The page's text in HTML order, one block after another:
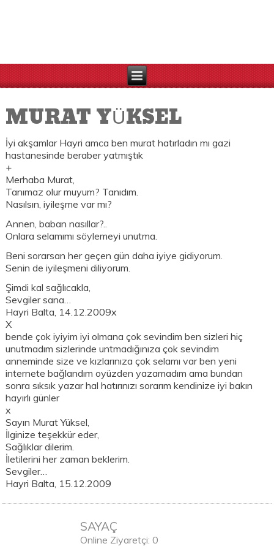
MURAT YÜKSEL
İyi akşamlar Hayri amca ben murat hatırladın mı gazi
hastanesinde beraber yatmıştık
+
Merhaba Murat,
Tanımaz olur muyum? Tanıdım.
Nasılsın, iyileşme var mı?
Annen, baban nasıllar?..
Onlara selamımı söylemeyi unutma.
Beni sorarsan her geçen gün daha iyiye gidiyorum.
Senin de iyileşmeni diliyorum.
Şimdi kal sağlıcakla,
Sevgiler sana…
Hayri Balta, 14.12.2009x
X
bende çok iyiyim iyi olmana çok sevindim ben sizleri hiç
unutmadım sizlerinde untmadığınıza çok sevindim
anneminde size ve kızlarınıza çok selamı var ben yeni
internete bağlandım oyüzden yazamadım ama bundan
sonra sıksık yazar hal hatırınızı sorarım kendinize iyi bakın
hayırlı günler
x
Sayın Murat Yüksel,
İlginize teşekkür eder,
Sağlıklar dilerim.
İletilerini her zaman beklerim.
Sevgiler…
Hayri Balta, 15.12.2009
SAYAÇ
Online Ziyaretçi: 0